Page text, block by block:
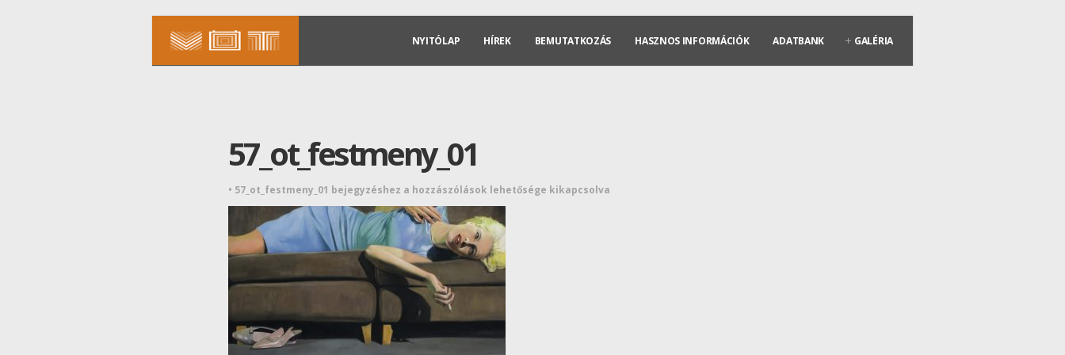
NYITÓLAP HÍREK BEMUTATKOZÁS HASZNOS INFORMÁCIÓK ADATBANK GALÉRIA
57_ot_festmeny_01
• 57_ot_festmeny_01 bejegyzéshez a hozzászólások lehetősége kikapcsolva